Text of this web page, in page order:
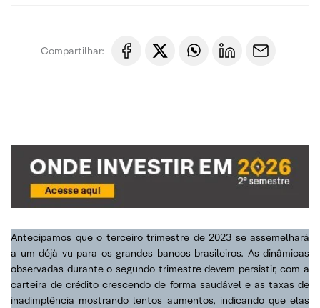
Compartilhar:
Antecipamos que o terceiro trimestre de 2023 se assemelhará
a um déjà vu para os grandes bancos brasileiros. As dinâmicas
observadas durante o segundo trimestre devem persistir, com a
carteira de crédito crescendo de forma saudável e as taxas de
inadimplência mostrando lentos aumentos, indicando que elas